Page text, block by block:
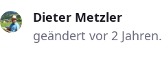
Dieter Metzler
geändert vor 2 Jahren.